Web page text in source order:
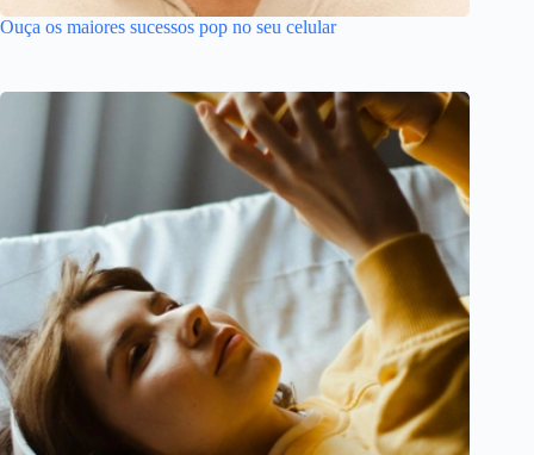
Ouça os maiores sucessos pop no seu celular